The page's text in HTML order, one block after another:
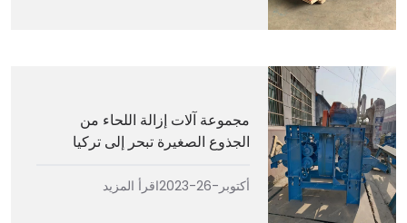
مجموعة آلات إزالة اللحاء من
الجذوع الصغيرة تبحر إلى تركيا
أكتوبر-26-2023 اقرأ المزيد